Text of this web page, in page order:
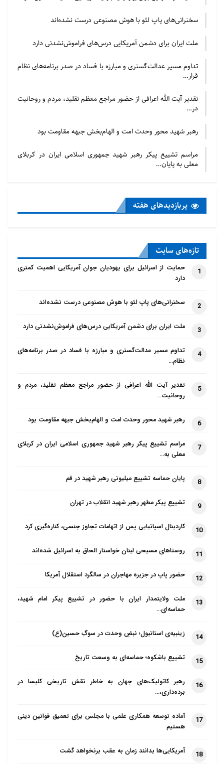
سخنرانی‌های پاپ لئو با هوش مصنوعی درست نشده‌اند
ملت ایران برای دشمن آمریکایی درس‌های فراموش‌نشدنی دارد
تداوم مسیر عدالت‌گستری و مبارزه با فساد در صدر برنامه‌های نظام
قرار…
تقدیر آیت الله اعرافی از حضور مراجع معظم تقلید، مردم و روحانیت
در…
رهبر شهید محور وحدت امت و الهام‌بخش جبهه مقاومت بود
مراسم تشییع پیکر رهبر شهید جمهوری اسلامی ایران در کربلای
معلی به پایان…
پربازدید‌های هفته
تازه‌‌های سایت
1
حمایت از اسرائیل برای یهودیان جوان آمریکایی اهمیت کمتری
دارد
2 سخنرانی‌های پاپ لئو با هوش مصنوعی درست نشده‌اند
3 ملت ایران برای دشمن آمریکایی درس‌های فراموش‌نشدنی دارد
4
تداوم مسیر عدالت‌گستری و مبارزه با فساد در صدر برنامه‌های
نظام…
5
تقدیر آیت الله اعرافی از حضور مراجع معظم تقلید، مردم و
روحانیت…
6 رهبر شهید محور وحدت امت و الهام‌بخش جبهه مقاومت بود
7
مراسم تشییع پیکر رهبر شهید جمهوری اسلامی ایران در کربلای
معلی به…
8 پایان حماسه تشییع میلیونی رهبر شهید در قم
9 تشییع پیکر مطهر رهبر شهید انقلاب در تهران
10 کاردینال اسپانیایی پس از اتهامات تجاوز جنسی، کناره‌گیری کرد
11 روستاهای مسیحی لبنان خواستار الحاق به اسرائیل شده‌اند
12 حضور پاپ در جزیره مهاجران در سالگرد استقلال آمریکا
13
ملت ولایتمدار ایران با حضور در تشییع پیکر امام شهید،
حماسه‌ای…
14 زینبیه‌ی استانبول؛ نبضِ وحدت در سوگِ حسین(ع)
15 تشییع باشکوه؛ حماسه‌ای به وسعت تاریخ
16
رهبر کاتولیک‌های جهان به خاطر نقش تاریخی کلیسا در
برده‌داری،…
17
آماده توسعه همکاری علمی با مجلس برای تعمیق قوانین دینی
هستیم
18 آمریکایی‌ها بدانند زمان به عقب برنخواهد گشت